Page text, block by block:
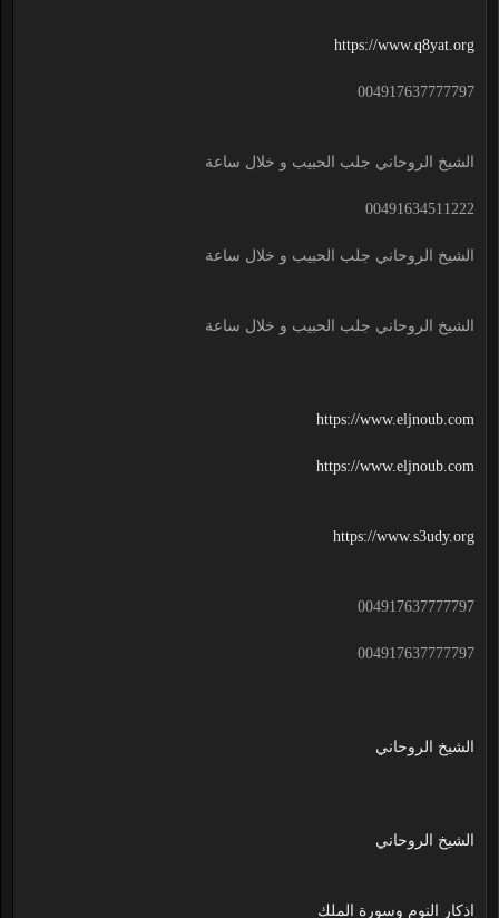
https://www.q8yat.org
004917637777797
الشيخ الروحاني جلب الحبيب و خلال ساعة
00491634511222
الشيخ الروحاني جلب الحبيب و خلال ساعة
الشيخ الروحاني جلب الحبيب و خلال ساعة
https://www.eljnoub.com
https://www.eljnoub.com
https://www.s3udy.org
004917637777797
004917637777797
الشيخ الروحاني
الشيخ الروحاني
اذكار النوم وسورة الملك